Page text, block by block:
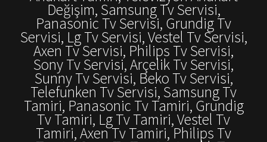
Değişim, Samsung Tv Servisi,
Panasonic Tv Servisi, Grundig Tv
Servisi, Lg Tv Servisi, Vestel Tv Servisi,
Axen Tv Servisi, Philips Tv Servisi,
Sony Tv Servisi, Arçelik Tv Servisi,
Sunny Tv Servisi, Beko Tv Servisi,
Telefunken Tv Servisi, Samsung Tv
Tamiri, Panasonic Tv Tamiri, Grundig
Tv Tamiri, Lg Tv Tamiri, Vestel Tv
Tamiri, Axen Tv Tamiri, Philips Tv